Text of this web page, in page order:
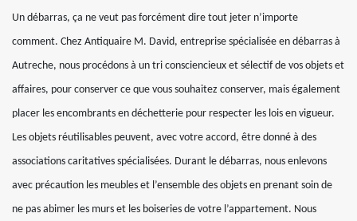
Un débarras, ça ne veut pas forcément dire tout jeter n’importe
comment. Chez Antiquaire M. David, entreprise spécialisée en débarras à
Autreche, nous procédons à un tri consciencieux et sélectif de vos objets et
affaires, pour conserver ce que vous souhaitez conserver, mais également
placer les encombrants en déchetterie pour respecter les lois en vigueur.
Les objets réutilisables peuvent, avec votre accord, être donné à des
associations caritatives spécialisées. Durant le débarras, nous enlevons
avec précaution les meubles et l’ensemble des objets en prenant soin de
ne pas abimer les murs et les boiseries de votre l’appartement. Nous